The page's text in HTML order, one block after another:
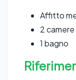
Affitto
2
1 bagno